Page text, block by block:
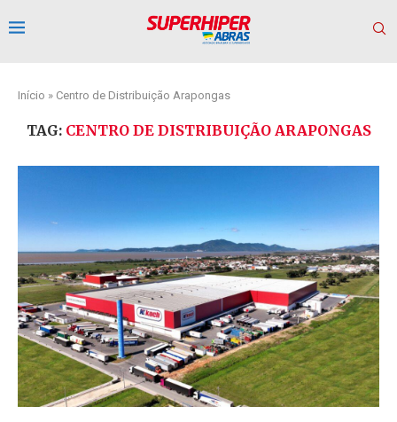
Início » Centro de Distribuição Arapongas
TAG: CENTRO DE DISTRIBUIÇÃO ARAPONGAS